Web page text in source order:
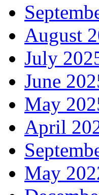
August
July
June
May
April
May